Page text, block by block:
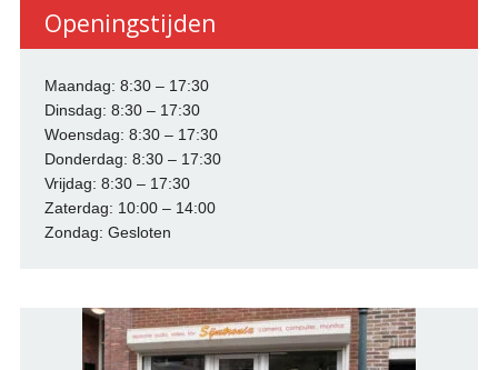
Openingstijden
Maandag: 8:30 – 17:30
Dinsdag: 8:30 – 17:30
Woensdag: 8:30 – 17:30
Donderdag: 8:30 – 17:30
Vrijdag: 8:30 – 17:30
Zaterdag: 10:00 – 14:00
Zondag: Gesloten